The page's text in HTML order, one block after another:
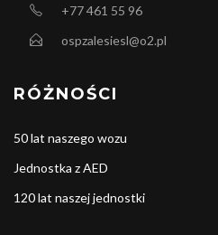
+77 461 55 96
ospzalesiesl@o2.pl
RÓŻNOŚCI
50 lat naszego wozu
Jednostka z AED
120 lat naszej jednostki